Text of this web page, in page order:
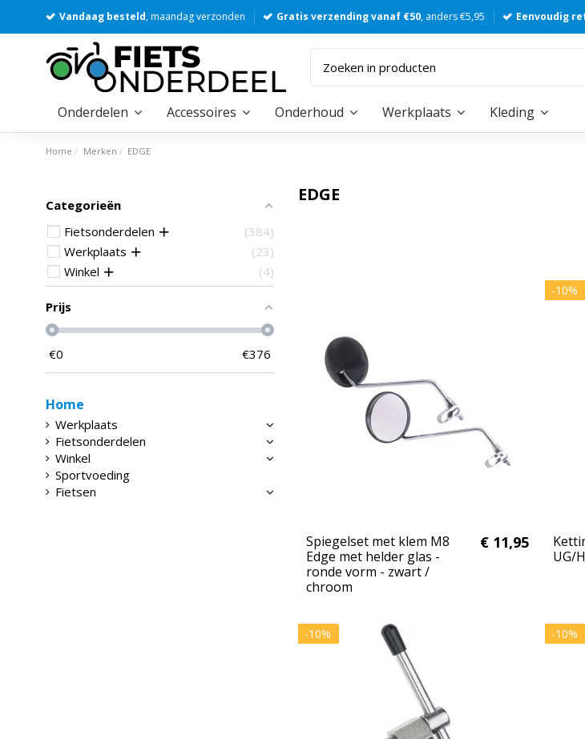
Vandaag besteld, maandag verzonden Gratis verzending vanaf €50, anders €5,95 Eenvoudig
Onderdelen Accessoires Onderhoud Werkplaats Kleding
Home Merken EDGE
EDGE
Spiegelset met klem M8
Edge met helder glas -
ronde vorm - zwart /
chroom
€ 11,95
-10%
UG/
-10% -10%
Categorieën
Fietsonderdelen
384
Werkplaats
23
Winkel
4
Prijs
€0 €376
Home
Werkplaats
Fietsonderdelen
Winkel
Sportvoeding
Fietsen